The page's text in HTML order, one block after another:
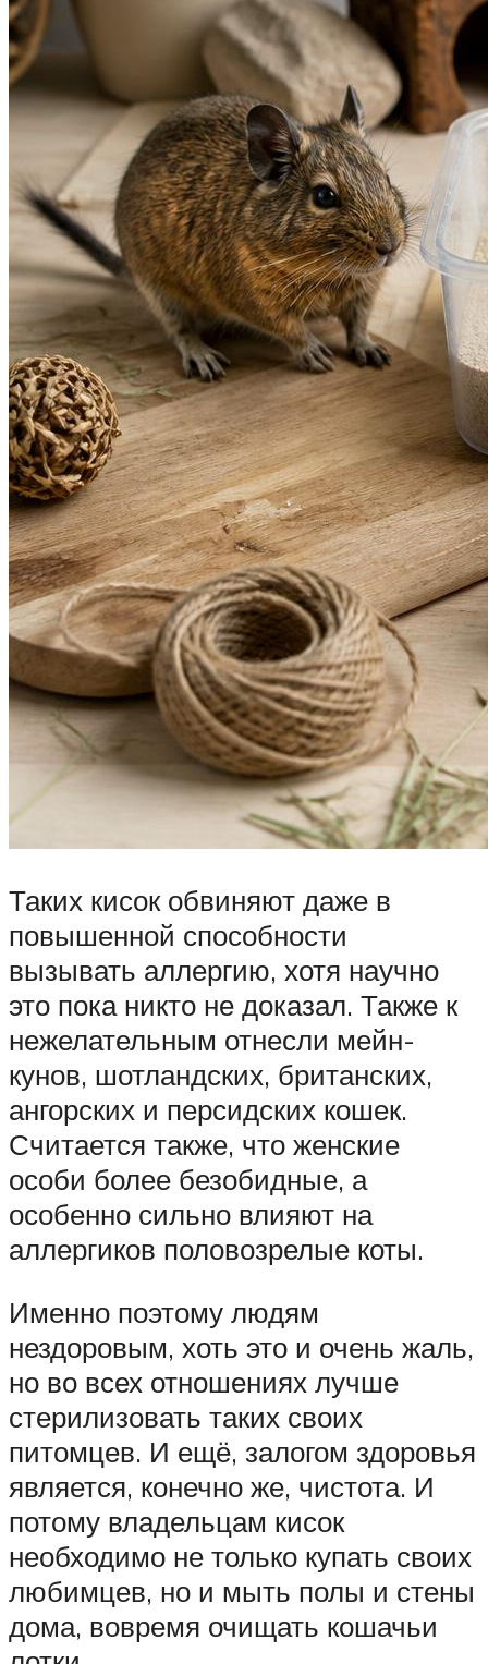
Таких кисок обвиняют даже в
повышенной способности
вызывать аллергию, хотя научно
это пока никто не доказал. Также к
нежелательным отнесли мейн-
кунов, шотландских, британских,
ангорских и персидских кошек.
Считается также, что женские
особи более безобидные, а
особенно сильно влияют на
аллергиков половозрелые коты.
Именно поэтому людям
нездоровым, хоть это и очень жаль,
но во всех отношениях лучше
стерилизовать таких своих
питомцев. И ещё, залогом здоровья
является, конечно же, чистота. И
потому владельцам кисок
необходимо не только купать своих
любимцев, но и мыть полы и стены
дома, вовремя очищать кошачьи